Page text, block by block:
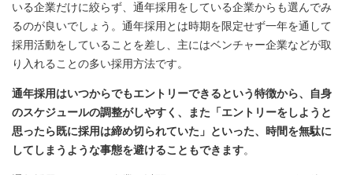
いる企業だけに絞らず、通年採用をしている企業からも選んでみ
るのが良いでしょう。通年採用とは時期を限定せず一年を通して
採用活動をしていることを差し、主にはベンチャー企業などが取
り入れることの多い採用方法です。
通年採用はいつからでもエントリーできるという特徴から、自身
のスケジュールの調整がしやすく、また「エントリーをしようと
思ったら既に採用は締め切られていた」といった、時間を無駄に
してしまうような事態を避けることもできます。